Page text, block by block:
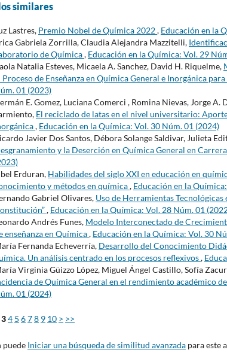
similares
Lastres, Premio Nobel de Química 2022, Educación en la
Gabriela Zorrilla, Claudia Alejandra Mazzitelli,
de Química, Educación en la Química: Vol. 29
Natalia Esteves, Micaela A. Sanchez, David H. Riquelme,
Proceso de Enseñanza en Química General e Inorgánica
01 (2023)
E. Gomez, Luciana Comerci , Romina Nievas, Jorge
El reciclado de latas en el nivel universitario:
, Educación en la Química: Vol. 30 Núm. 01 (2024)
Javier Dos Santos, Débora Solange Saldivar, Julieta
y la Deserción en Química General en
Erduran, Habilidades del siglo XXI en educación en
y métodos en química, Educación en la
Gabriel Olivares, Uso de Herramientas Tecnológicas
, Educación en la Química: Vol. 28 Núm. 01
Andrés Funes, Modelo Interconectado de
enseñanza en Química, Educación en la Química: Vol. 30
Fernanda Echeverría, Desarrollo del Conocimiento
Un análisis centrado en los procesos reflexivos,
Virginia Güizzo López, Miguel Ángel Castillo, Sofía
de Química General en el rendimiento académico
01 (2024)
34 5 678 9 10 > >>
puede Iniciar una búsqueda de similitud avanzada para este